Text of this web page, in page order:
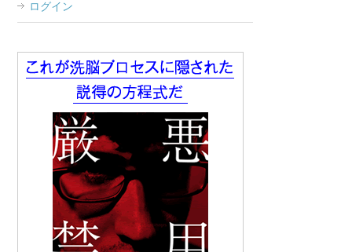
ログイン